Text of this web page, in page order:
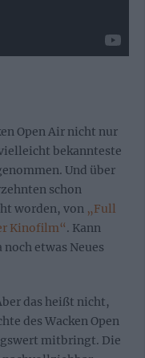
Open Air nicht nur
bekannteste
Und über
schon
worden, von „Full
Kinofilm“. Kann
etwas Neues
das heißt nicht,
des Wacken Open
mitbringt. Die